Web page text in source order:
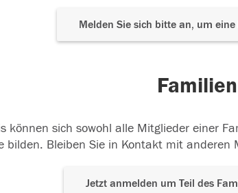
Melden Sie sich bitte an, um
können sich sowohl alle Mitglieder einer
bilden. Bleiben Sie in Kontakt mit
Jetzt anmelden um Teil des